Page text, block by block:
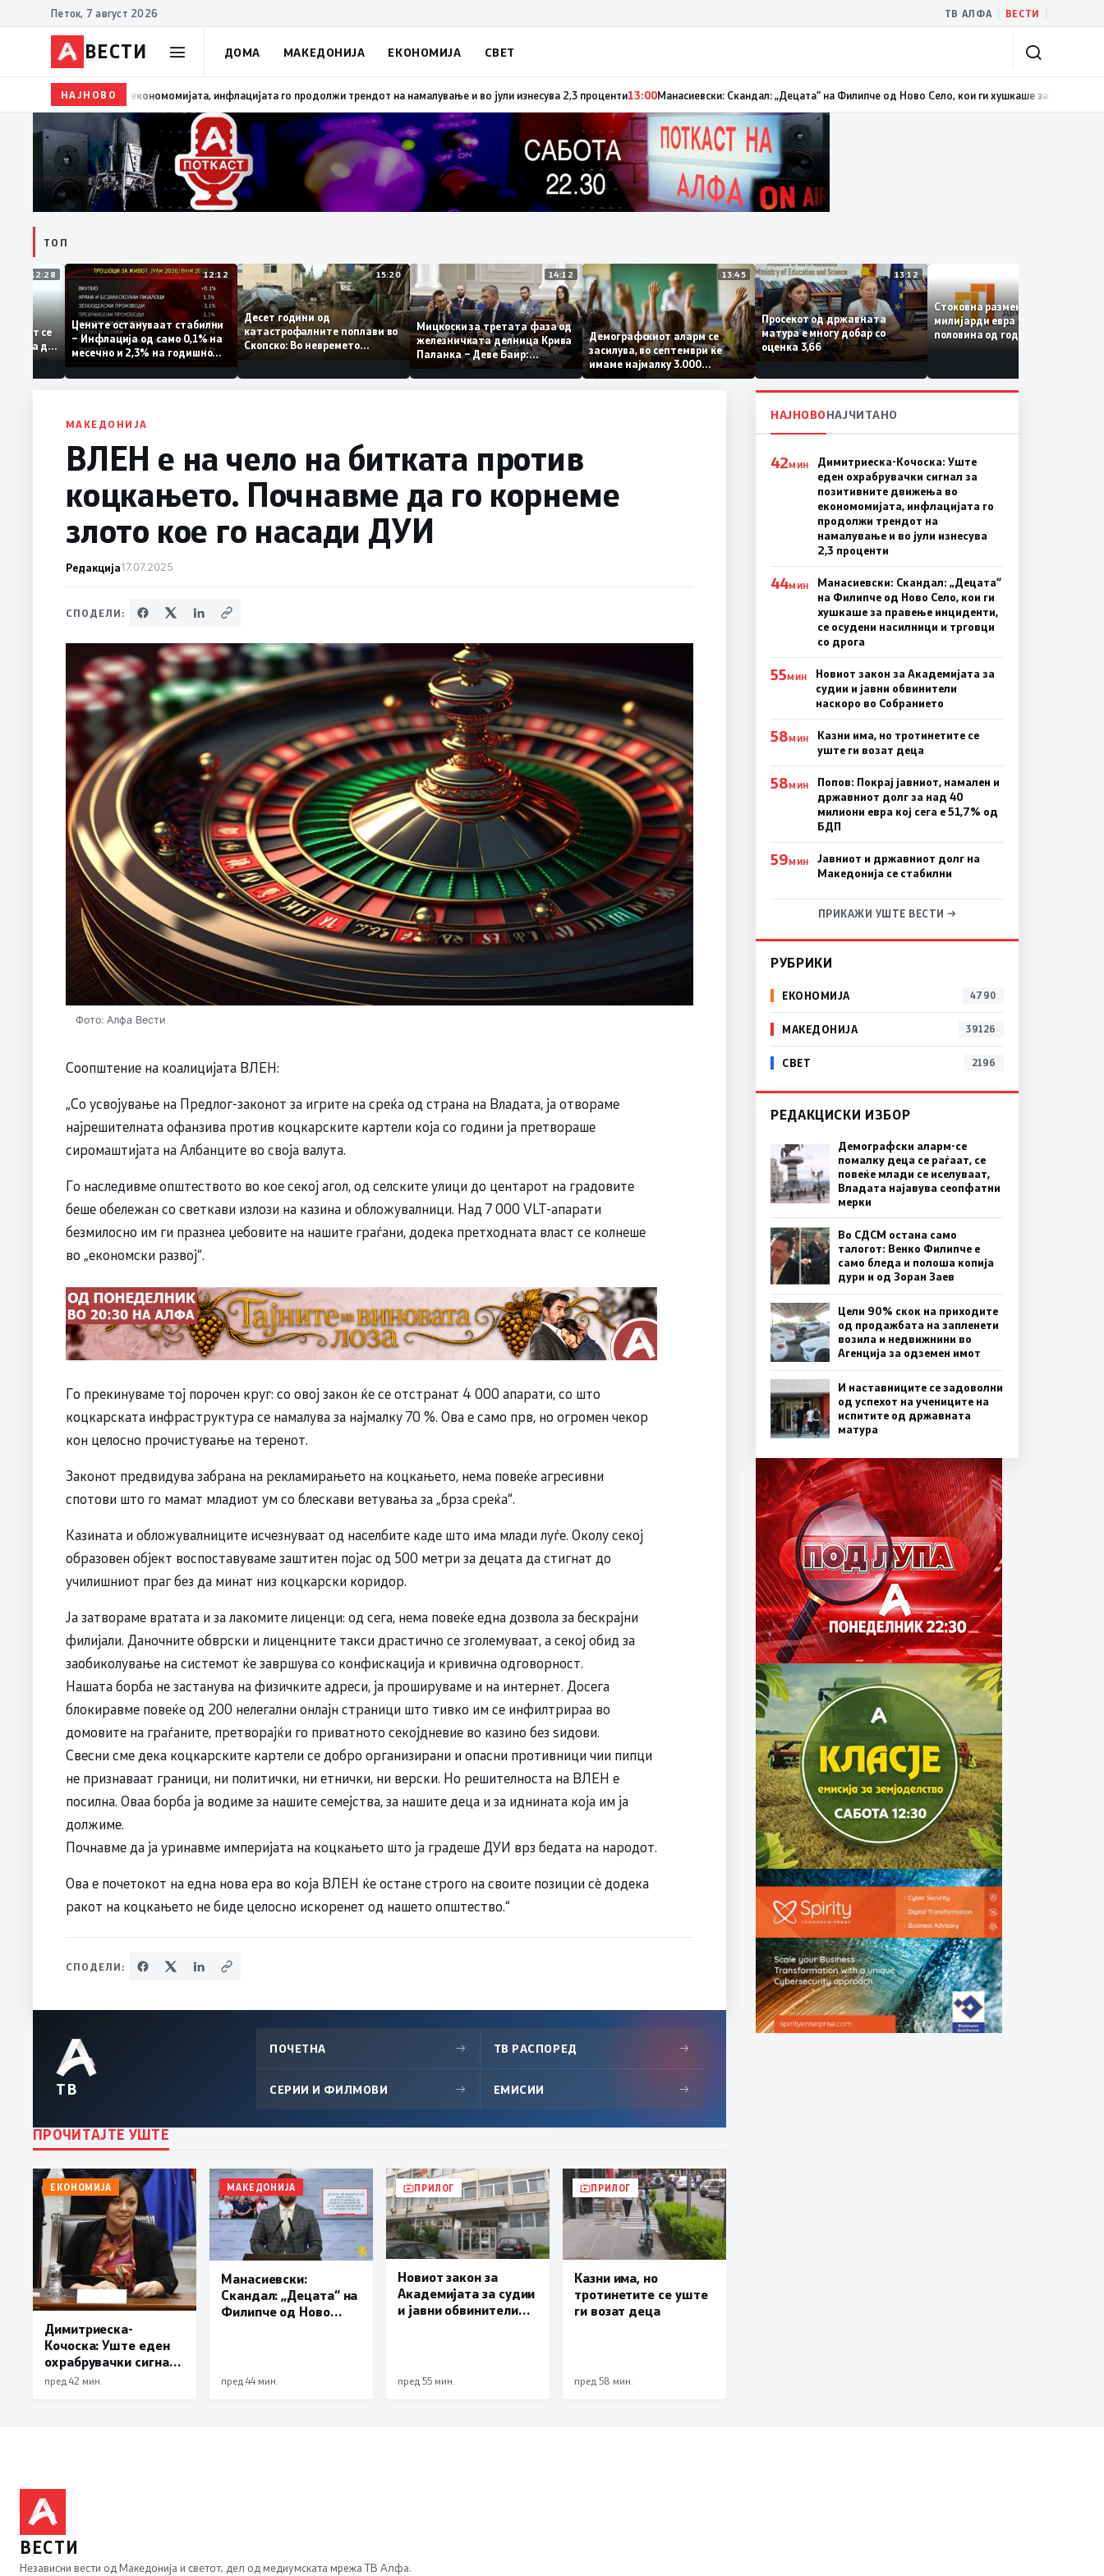
Петок, 7 август 2026 ТВ АЛФА ВЕСТИ
ВЕСТИ ДОМА МАКЕДОНИЈА ЕКОНОМИЈА СВЕТ
НАЈНОВО13:03Димитриеска-Кочоска: Уште еден охрабрувачки сигнал за позитивните движења во економомијата, инфлацијата го продолжи трендот на намалување и во јули изнесува 2,3 проценти
ТОП
12:28
–
се
која нема да
12:12
Цените остануваат стабилни
– Инфлација од само 0,1% на
месечно и 2,3% на годишно
ниво
15:20
Десет години од
катастрофалните поплави во
Скопско: Во невремето
14:12
Мицкоски за третата фаза од
железничката делница Крива
Паланка – Деве Баир:
Проектот нема да заврши на
половина тунел во слепа
13:45
Демографскиот аларм се
засилува, во септември ќе
имаме најмалку 3.000
првачиња помалку
13:12
Просекот од државната
матура е многу добар со
оценка 3,66
Стоковна размена од 10,5
милијарди евра во првата
половина од годината –
МАКЕДОНИЈА
ВЛЕН е на чело на битката против
коцкањето. Почнавме да го корнеме
злото кое го насади ДУИ
Редакција17.07.2025
СПОДЕЛИ:
Фото: Алфа Вести
Соопштение на коалицијата ВЛЕН:
„Со усвојување на Предлог-законот за игрите на среќа од страна на Владата, ја отвораме
најрешителната офанзива против коцкарските картели која со години ја претвораше
сиромаштијата на Албанците во своја валута.
Го наследивме општеството во кое секој агол, од селските улици до центарот на градовите
беше обележан со светкави излози на казина и обложувалници. Над 7 000 VLT-апарати
безмилосно им ги празнеа џебовите на нашите граѓани, додека претходната власт се колнеше
во „економски развој“.
Го прекинуваме тој порочен круг: со овој закон ќе се отстранат 4 000 апарати, со што
коцкарската инфраструктура се намалува за најмалку 70 %. Ова е само прв, но огромен чекор
кон целосно прочистување на теренот.
Законот предвидува забрана на рекламирањето на коцкањето, нема повеќе агресивни
спотови што го мамат младиот ум со блескави ветувања за „брза среќа“.
Казината и обложувалниците исчезнуваат од населбите каде што има млади луѓе. Околу секој
образовен објект воспоставуваме заштитен појас од 500 метри за децата да стигнат до
училишниот праг без да минат низ коцкарски коридор.
Ја затвораме вратата и за лакомите лиценци: од сега, нема повеќе една дозвола за бескрајни
филијали. Даночните обврски и лиценцните такси драстично се зголемуваат, а секој обид за
заобиколување на системот ќе завршува со конфискација и кривична одговорност.
Нашата борба не застанува на физичките адреси, ја прошируваме и на интернет. Досега
блокиравме повеќе од 200 нелегални онлајн страници што тивко им се инфилтрираа во
домовите на граѓаните, претворајќи го приватното секојдневие во казино без ѕидови.
Свесни сме дека коцкарските картели се добро организирани и опасни противници чии пипци
не признаваат граници, ни политички, ни етнички, ни верски. Но решителноста на ВЛЕН е
посилна. Оваа борба ја водиме за нашите семејства, за нашите деца и за иднината која им ја
должиме.
Почнавме да ја уринавме империјата на коцкањето што ја градеше ДУИ врз бедата на народот.
Ова е почетокот на една нова ера во која ВЛЕН ќе остане строго на своите позиции сè додека
ракот на коцкањето не биде целосно искоренет од нашето општество.“
СПОДЕЛИ:
ТВ
ПОЧЕТНА → ТВ РАСПОРЕД →
СЕРИИ И ФИЛМОВИ → ЕМИСИИ →
ПРОЧИТАЈТЕ УШТЕ
ЕКОНОМИЈА
Димитриеска-
Кочоска: Уште еден
охрабрувачки сигнал
за позитивните
пред 42 мин.
МАКЕДОНИЈА
Манасиевски:
Скандал: „Децата“ на
Филипче од Ново
осудени насилници и
пред 44 мин.
ПРИЛОГ
Новиот закон за
Академијата за судии
и јавни обвинители
пред 55 мин.
ПРИЛОГ
Казни има, но
тротинетите се уште
ги возат деца
пред 58 мин.
НАЈНОВОНАЈЧИТАНО
42МИН
Димитриеска-Кочоска: Уште
еден охрабрувачки сигнал за
позитивните движења во
економомијата, инфлацијата го
продолжи трендот на
намалување и во јули изнесува
2,3 проценти
44МИН
Манасиевски: Скандал: „Децата“
на Филипче од Ново Село, кои ги
хушкаше за правење инциденти,
се осудени насилници и трговци
со дрога
55МИН
Новиот закон за Академијата за
судии и јавни обвинители
наскоро во Собранието
58МИН
Казни има, но тротинетите се
уште ги возат деца
58МИН
Попов: Покрај јавниот, намален и
државниот долг за над 40
милиони евра кој сега е 51,7% од
БДП
59МИН
Јавниот и државниот долг на
Македонија се стабилни
ПРИКАЖИ УШТЕ ВЕСТИ →
РУБРИКИ
ЕКОНОМИЈА 4790
МАКЕДОНИЈА 39126
СВЕТ 2196
РЕДАКЦИСКИ ИЗБОР
Демографски аларм-се
помалку деца се раѓаат, се
повеќе млади се иселуваат,
Владата најавува сеопфатни
мерки
Во СДСМ остана само
талогот: Венко Филипче е
само бледа и полоша копија
дури и од Зоран Заев
Цели 90% скок на приходите
од продажбата на запленети
возила и недвижнини во
Агенција за одземен имот
И наставниците се задоволни
од успехот на учениците на
испитите од државната
матура
ВЕСТИ
Независни вести од Македонија и светот, дел од медиумската мрежа ТВ Алфа.